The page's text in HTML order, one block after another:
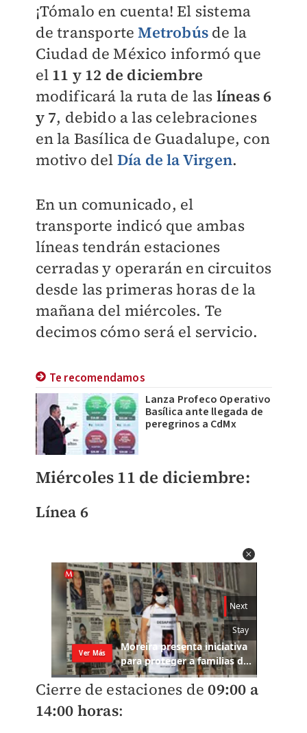
¡Tómalo en cuenta! El sistema
de transporteMetrobús de la
Ciudad de México informó que
el 11 y 12 de diciembre
modificará la ruta de las líneas 6
y 7, debido a las celebraciones
en la Basílica de Guadalupe, con
motivo del Día de la Virgen.
En un comunicado, el
transporte indicó que ambas
líneas tendrán estaciones
cerradas y operarán en circuitos
desde las primeras horas de la
mañana del miércoles. Te
decimos cómo será el servicio.
Te recomendamos
Lanza Profeco Operativo
Basílica ante llegada de
peregrinos a CdMx
Miércoles 11 de diciembre:
Línea 6
Cierre de estaciones de09:00 a
14:00 horas: